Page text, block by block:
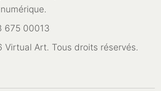
675 00013
Art. Tous droits réservés.